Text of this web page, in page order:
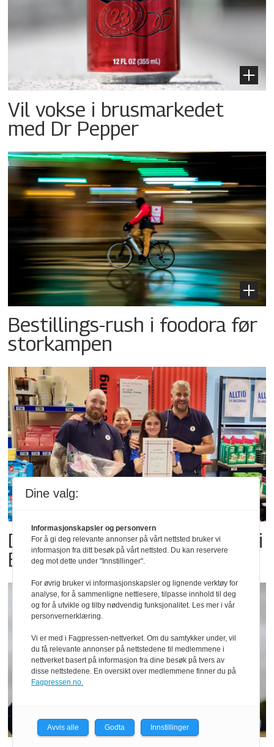
Vil vokse i brusmarkedet
med Dr Pepper
Bestillings-rush i foodora før
storkampen
Dette er landets beste Post i
Butikk
Dine valg:
Informasjonskapsler og personvern
For å gi deg relevante annonser på vårt nettsted bruker vi
informasjon fra ditt besøk på vårt nettsted. Du kan reservere
deg mot dette under "Innstillinger".
For øvrig bruker vi informasjonskapsler og lignende verktøy for
analyse, for å sammenligne nettlesere, tilpasse innhold til deg
og for å utvikle og tilby nødvendig funksjonalitet. Les mer i vår
personvernerklæring.
Vi er med i Fagpressen-nettverket. Om du samtykker under, vil
du få relevante annonser på nettstedene til medlemmene i
nettverket basert på informasjon fra dine besøk på tvers av
disse nettstedene. En oversikt over medlemmene finner du på
Fagpressen.no.
Avvis alle Godta Innstillinger